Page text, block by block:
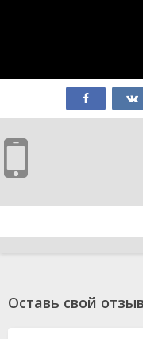
Оставь свой отзыв